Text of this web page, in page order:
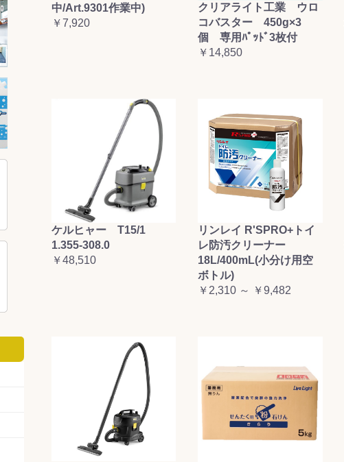
お買い物を続ける カートへ進む
中/Art.9301作業中)
￥7,920
クリアライト工業 ウロ
コバスター 450g×3
個 専用ﾊﾟｯﾄﾞ3枚付
￥14,850
ケルヒャー T15/1
1.355-308.0
￥48,510
リンレイ R'SPRO+トイ
レ防汚クリーナー
18L/400mL(小分け用空
ボトル)
￥2,310 ～ ￥9,482